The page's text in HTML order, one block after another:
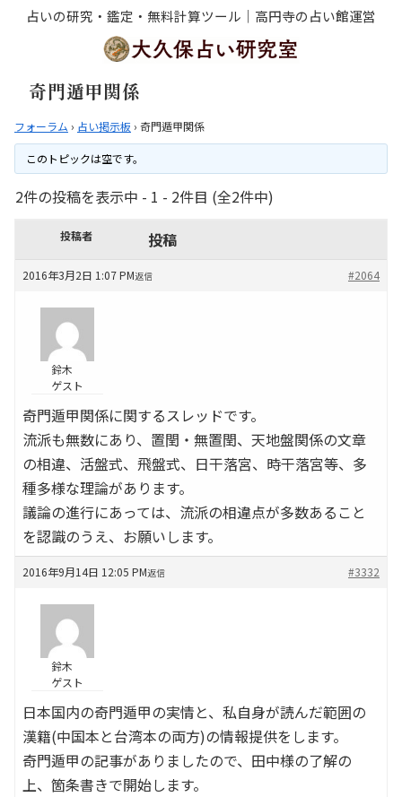
占いの研究・鑑定・無料計算ツール｜高円寺の占い館運営
奇門遁甲関係
フォーラム › 占い掲示板 › 奇門遁甲関係
このトピックは空です。
2件の投稿を表示中 - 1 - 2件目 (全2件中)
投稿者 投稿
2016年3月2日 1:07 PM #2064
返信
鈴木
ゲスト
奇門遁甲関係に関するスレッドです。
流派も無数にあり、置閏・無置閏、天地盤関係の文章
の相違、活盤式、飛盤式、日干落宮、時干落宮等、多
種多様な理論があります。
議論の進行にあっては、流派の相違点が多数あること
を認識のうえ、お願いします。
2016年9月14日 12:05 PM #3332
返信
鈴木
ゲスト
日本国内の奇門遁甲の実情と、私自身が読んだ範囲の
漢籍(中国本と台湾本の両方)の情報提供をします。
奇門遁甲の記事がありましたので、田中様の了解の
上、箇条書きで開始します。